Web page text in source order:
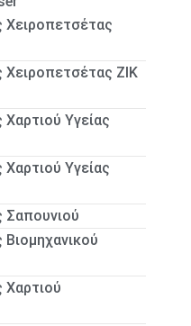
Χειροπετσέτας
Χειροπετσέτας ΖΙΚ
Υγείας
Υγείας
Σαπουνιού
Χαρτιού